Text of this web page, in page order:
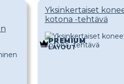
Yksinkertaiset
kotona -tehtävä
PREMIUM
LAYOUT